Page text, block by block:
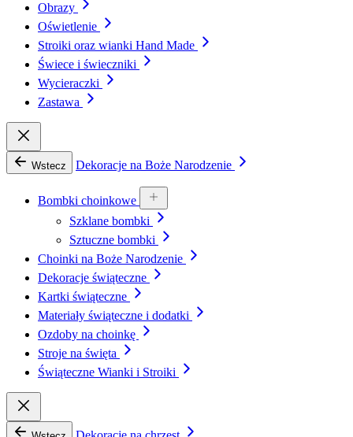
Obrazy
Oświetlenie
Stroiki oraz wianki Hand Made
Świece i świeczniki
Wycieraczki
Zastawa
Wstecz Dekoracje na Boże Narodzenie
Bombki choinkowe
Szklane bombki
Sztuczne bombki
Choinki na Boże Narodzenie
Dekoracje świąteczne
Kartki świąteczne
Materiały świąteczne i dodatki
Ozdoby na choinkę
Stroje na święta
Świąteczne Wianki i Stroiki